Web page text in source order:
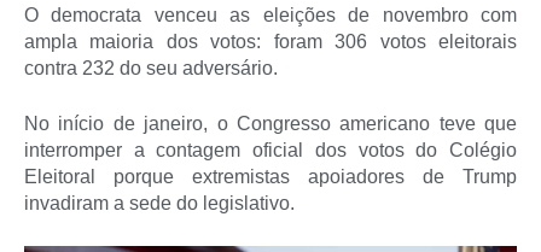
O democrata venceu as eleições de novembro com
ampla maioria dos votos: foram 306 votos eleitorais
contra 232 do seu adversário.
No início de janeiro, o Congresso americano teve que
interromper a contagem oficial dos votos do Colégio
Eleitoral porque extremistas apoiadores de Trump
invadiram a sede do legislativo.